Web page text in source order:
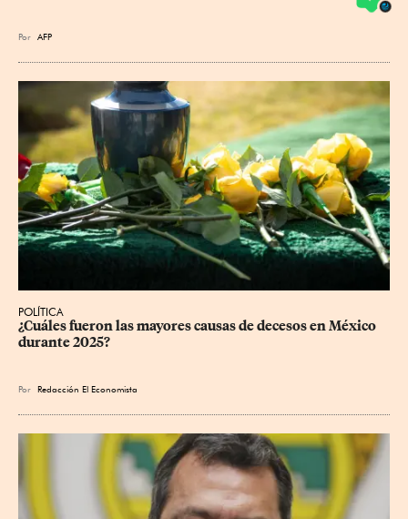
Por AFP
POLÍTICA
¿Cuáles fueron las mayores causas de decesos en México
durante 2025?
Por Redacción El Economista